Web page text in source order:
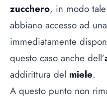
zucchero, in modo
abbiano accesso ad
immediatamente
questo caso anche dell’
addirittura del miele.
A questo punto non